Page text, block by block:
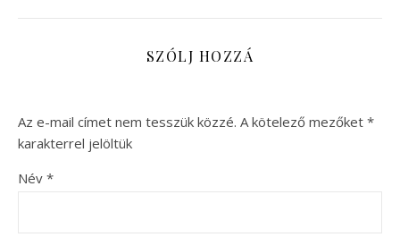
SZÓLJ HOZZÁ
Az e-mail címet nem tesszük közzé. A kötelező mezőket *
karakterrel jelöltük
Név *